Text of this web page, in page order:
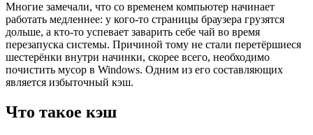
Многие замечали, что со временем компьютер начинает
работать медленнее: у кого-то страницы браузера грузятся
дольше, а кто-то успевает заварить себе чай во время
перезапуска системы. Причиной тому не стали перетёршиеся
шестерёнки внутри начинки, скорее всего, необходимо
почистить мусор в Windows. Одним из его составляющих
является избыточный кэш.
Что такое кэш